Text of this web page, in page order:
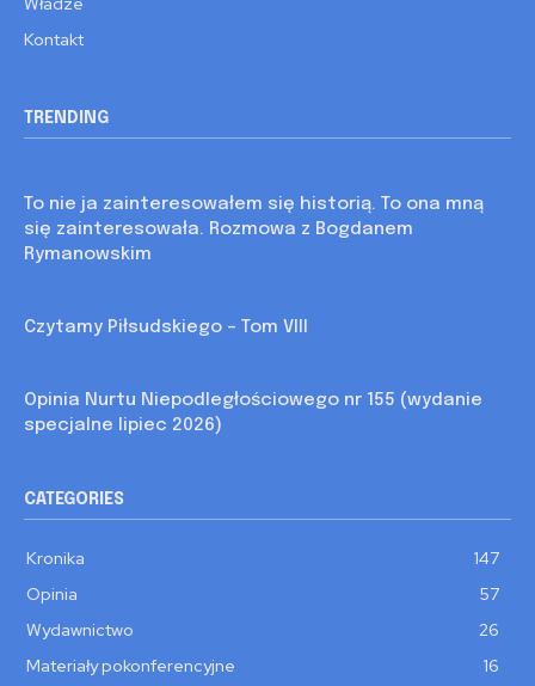
Kontakt
TRENDING
To nie ja zainteresowałem się historią. To ona mną
się zainteresowała. Rozmowa z Bogdanem
Rymanowskim
Czytamy Piłsudskiego – Tom VIII
Opinia Nurtu Niepodległościowego nr 155 (wydanie
specjalne lipiec 2026)
CATEGORIES
Kronika
147
Opinia
57
Wydawnictwo
26
Materiały pokonferencyjne
16